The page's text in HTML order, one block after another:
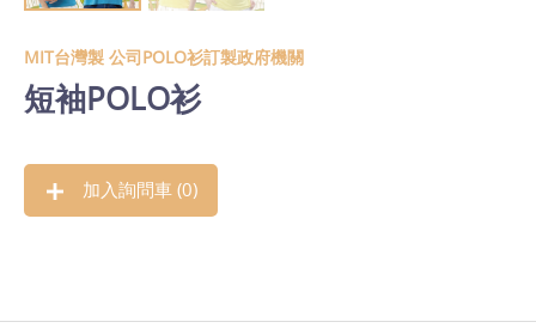
MIT台灣製 公司POLO衫訂製政府機關
短袖POLO衫
加入詢問車 (0)